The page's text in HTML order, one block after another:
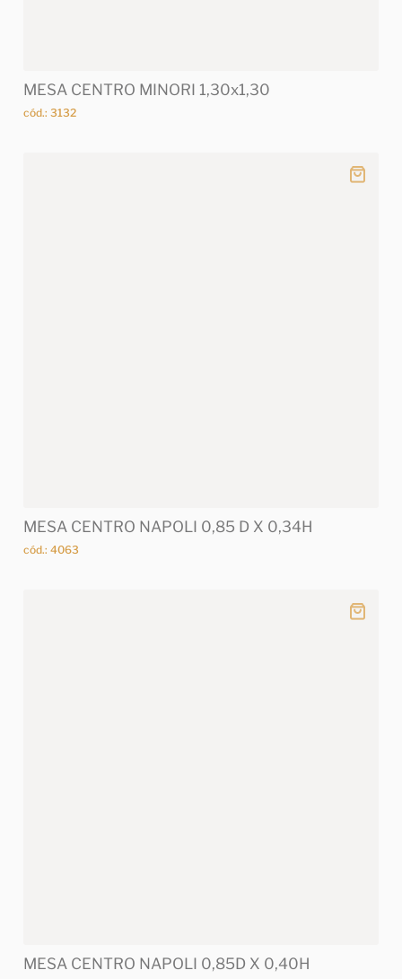
MESA CENTRO MINORI 1,30x1,30
cód.: 3132
MESA CENTRO NAPOLI 0,85 D X 0,34H
cód.: 4063
MESA CENTRO NAPOLI 0,85D X 0,40H